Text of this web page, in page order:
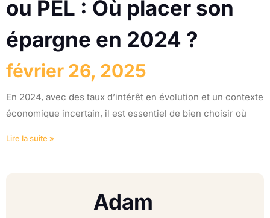
ou PEL : Où placer son
épargne en 2024 ?
février 26, 2025
En 2024, avec des taux d’intérêt en évolution et un contexte
économique incertain, il est essentiel de bien choisir où
Lire la suite »
Adam